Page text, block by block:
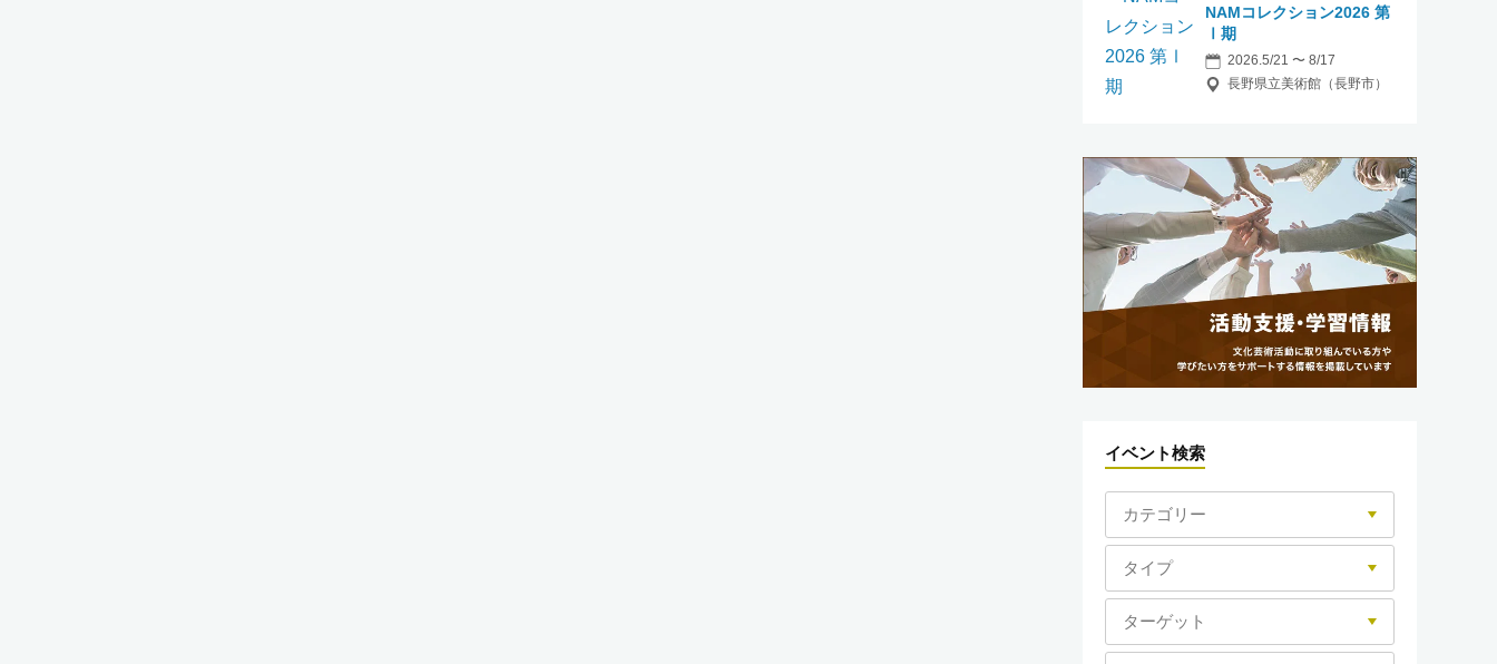
NAMコレクション2026 第
Ⅰ期
2026.5/21 〜 8/17
長野県立美術館（長野市）
イベント検索